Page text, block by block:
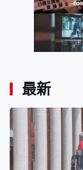
最新